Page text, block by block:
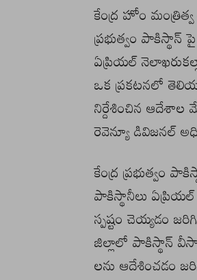
కేంద్ర హోం
ప్రభుత్వం
ఏప్రియల్
ఒక ప్రకటనలో
నిర్దేశించిన ఆదేశాల
రెవెన్యూ డివిజనల్
కేంద్ర ప్రభుత్వం
పాకిస్థానీలు
స్పష్టం చెయ్యడం
జిల్లాలో పాకిస్థాన్
లను ఆదేశించడం